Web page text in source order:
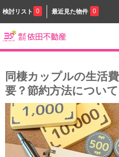
検討リスト 0 最近見た物件 0
同棲カップルの生活
要？節約方法につい